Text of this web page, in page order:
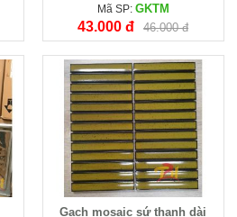
Mã SP: GKTM
43.000 đ 46.000 đ
Gạch mosaic sứ thanh dài